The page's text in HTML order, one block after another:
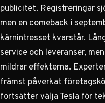
publicitet. Registreringar
men en comeback i
kärnintresset kvarstår.
service och leveranser,
mildrar effekterna.
främst påverkat
fortsätter välja Tesla för